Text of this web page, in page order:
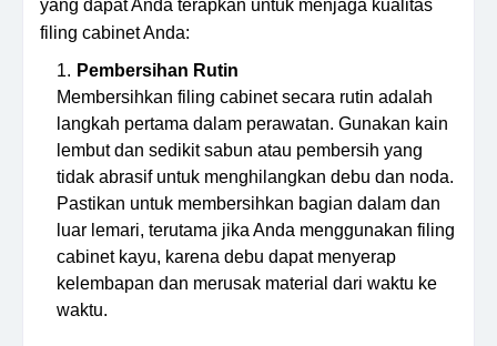
yang dapat Anda terapkan untuk menjaga kualitas
filing cabinet Anda:
Pembersihan Rutin
Membersihkan filing cabinet secara rutin adalah
langkah pertama dalam perawatan. Gunakan kain
lembut dan sedikit sabun atau pembersih yang
tidak abrasif untuk menghilangkan debu dan noda.
Pastikan untuk membersihkan bagian dalam dan
luar lemari, terutama jika Anda menggunakan filing
cabinet kayu, karena debu dapat menyerap
kelembapan dan merusak material dari waktu ke
waktu.